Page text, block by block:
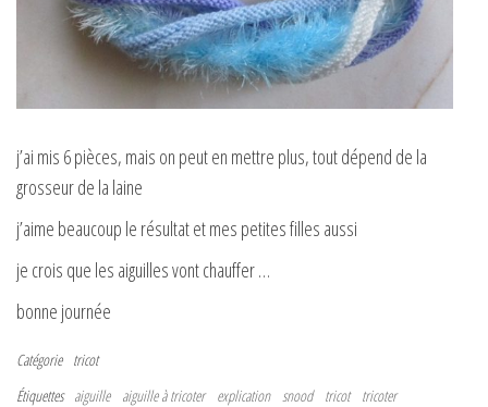
j’ai mis 6 pièces, mais on peut en mettre plus, tout dépend de la
grosseur de la laine
j’aime beaucoup le résultat et mes petites filles aussi
je crois que les aiguilles vont chauffer …
bonne journée
Catégorie tricot
Étiquettes aiguille aiguille à tricoter explication snood tricot tricoter